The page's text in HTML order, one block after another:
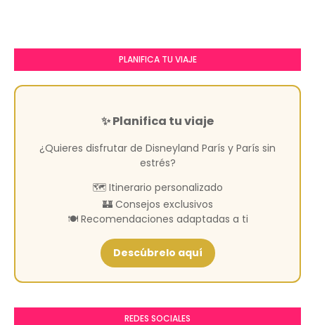
PLANIFICA TU VIAJE
✨ Planifica tu viaje
¿Quieres disfrutar de Disneyland París y París sin
estrés?
🗺️ Itinerario personalizado
🏰 Consejos exclusivos
🍽️ Recomendaciones adaptadas a ti
Descúbrelo aquí
REDES SOCIALES